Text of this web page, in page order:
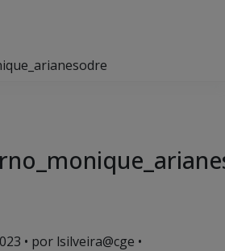
• por lsilveira@cge •